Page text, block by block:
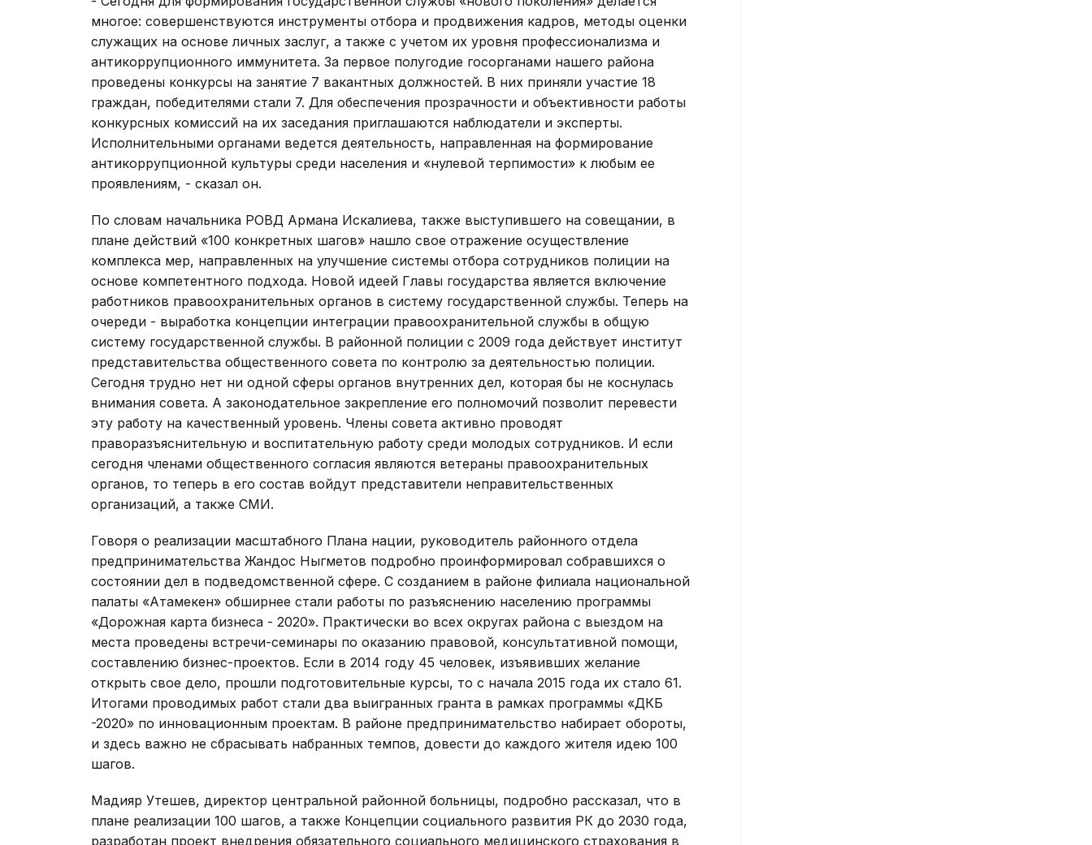
многое: совершенствуются инструменты отбора и продвижения кадров, методы оценки
служащих на основе личных заслуг, а также с учетом их уровня профессионализма и
антикоррупционного иммунитета. За первое полугодие госорганами нашего района
проведены конкурсы на занятие 7 вакантных должностей. В них приняли участие 18
граждан, победителями стали 7. Для обеспечения прозрачности и объективности работы
конкурсных комиссий на их заседания приглашаются наблюдатели и эксперты.
Исполнительными органами ведется деятельность, направленная на формирование
антикоррупционной культуры среди населения и «нулевой терпимости» к любым ее
проявлениям, - сказал он.
По словам начальника РОВД Армана Искалиева, также выступившего на совещании, в
плане действий «100 конкретных шагов» нашло свое отражение осуществление
комплекса мер, направленных на улучшение системы отбора сотрудников полиции на
основе компетентного подхода. Новой идеей Главы государства является включение
работников правоохранительных органов в систему государственной службы. Теперь на
очереди - выработка концепции интеграции правоохранительной службы в общую
систему государственной службы. В районной полиции с 2009 года действует институт
представительства общественного совета по контролю за деятельностью полиции.
Сегодня трудно нет ни одной сферы органов внутренних дел, которая бы не коснулась
внимания совета. А законодательное закрепление его полномочий позволит перевести
эту работу на качественный уровень. Члены совета активно проводят
праворазъяснительную и воспитательную работу среди молодых сотрудников. И если
сегодня членами общественного согласия являются ветераны правоохранительных
органов, то теперь в его состав войдут представители неправительственных
организаций, а также СМИ.
Говоря о реализации масштабного Плана нации, руководитель районного отдела
предпринимательства Жандос Ныгметов подробно проинформировал собравшихся о
состоянии дел в подведомственной сфере. С созданием в районе филиала национальной
палаты «Атамекен» обширнее стали работы по разъяснению населению программы
«Дорожная карта бизнеса - 2020». Практически во всех округах района с выездом на
места проведены встречи-семинары по оказанию правовой, консультативной помощи,
составлению бизнес-проектов. Если в 2014 году 45 человек, изъявивших желание
открыть свое дело, прошли подготовительные курсы, то с начала 2015 года их стало 61.
Итогами проводимых работ стали два выигранных гранта в рамках программы «ДКБ
-2020» по инновационным проектам. В районе предпринимательство набирает обороты,
и здесь важно не сбрасывать набранных темпов, довести до каждого жителя идею 100
шагов.
Мадияр Утешев, директор центральной районной больницы, подробно рассказал, что в
плане реализации 100 шагов, а также Концепции социального развития РК до 2030 года,
разработан проект внедрения обязательного социального медицинского страхования в